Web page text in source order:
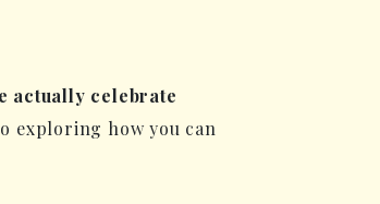
actually celebrate
exploring how you can